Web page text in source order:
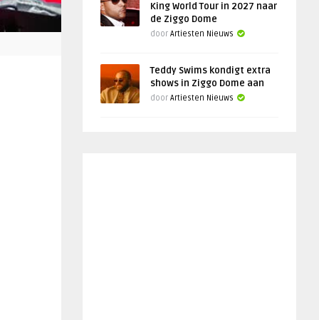
King World Tour in 2027 naar
de Ziggo Dome
door Artiesten Nieuws
Teddy Swims kondigt extra
shows in Ziggo Dome aan
door Artiesten Nieuws